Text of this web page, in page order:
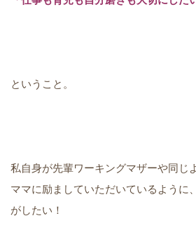
ということ。
私自身が先輩ワーキングマザーや同じ
ママに励ましていただいているように
がしたい！